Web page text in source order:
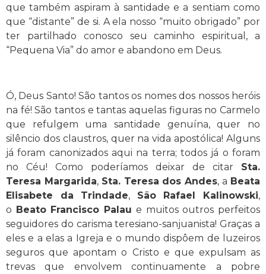
que também aspiram à santidade e a sentiam como
que “distante” de si. A ela nosso “muito obrigado” por
ter partilhado conosco seu caminho espiritual, a
“Pequena Via” do amor e abandono em Deus.
Ó, Deus Santo! São tantos os nomes dos nossos heróis
na fé! São tantos e tantas aquelas figuras no Carmelo
que refulgem uma santidade genuína, quer no
silêncio dos claustros, quer na vida apostólica! Alguns
já foram canonizados aqui na terra; todos já o foram
no Céu! Como poderíamos deixar de citar Sta.
Teresa Margarida, Sta. Teresa dos Andes, a Beata
Elisabete da Trindade, São Rafael Kalinowski,
o Beato Francisco Palau e muitos outros perfeitos
seguidores do carisma teresiano-sanjuanista! Graças a
eles e a elas a Igreja e o mundo dispôem de luzeiros
seguros que apontam o Cristo e que expulsam as
trevas que envolvem continuamente a pobre